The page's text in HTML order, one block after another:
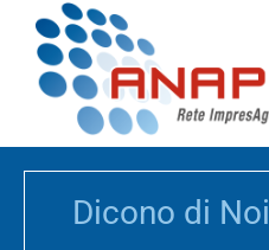
Dicono di Noi